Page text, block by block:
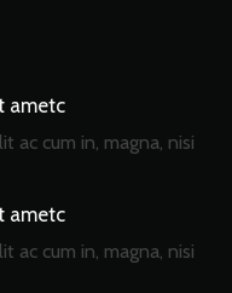
ametc
ac cum in, magna, nisi
ametc
ac cum in, magna, nisi